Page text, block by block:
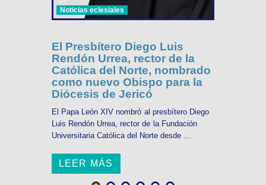
Noticias eclesiales
El Presbítero Diego Luis
Rendón Urrea, rector de la
Católica del Norte, nombrado
como nuevo Obispo para la
Diócesis de Jericó
El Papa León XIV nombró al presbítero Diego
Luis Rendón Urrea, rector de la Fundación
Universitaria Católica del Norte desde ...
LEER MÁS